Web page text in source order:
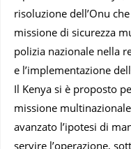
risoluzione dell’Onu
missione di sicurezza
polizia nazionale nella
e l’implementazione
Il Kenya si è proposto
missione
avanzato l’ipotesi di
servire l’operazione,